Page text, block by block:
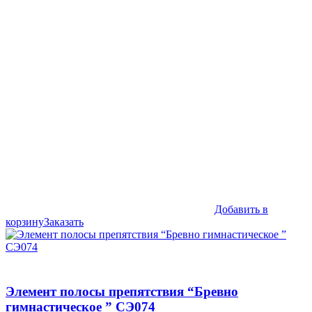
Добавить в
корзинуЗаказать
Элемент полосы препятствия “Бревно
гимнастическое ” СЭ074